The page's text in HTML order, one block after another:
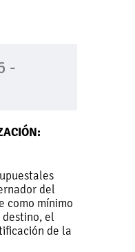
-
del
como mínimo
destino, el
de la